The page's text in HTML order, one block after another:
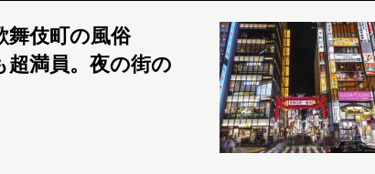
舞伎町の風俗
満員。夜の街の